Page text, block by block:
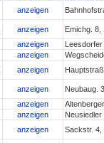
anzeigen
anzeigen
Emichg. 8,
anzeigen
anzeigen
anzeigen
anzeigen
Neubaug.
anzeigen
anzeigen
anzeigen Sackstr. 4,